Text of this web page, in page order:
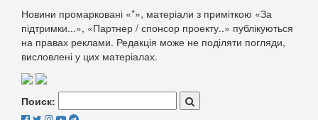
Новини промарковані «*», матеріали з приміткою «За
підтримки...», «Партнер / спонсор проекту..» публікуються
на правах реклами. Редакція може не поділяти погляди,
висловлені у цих матеріалах.
Поиск: